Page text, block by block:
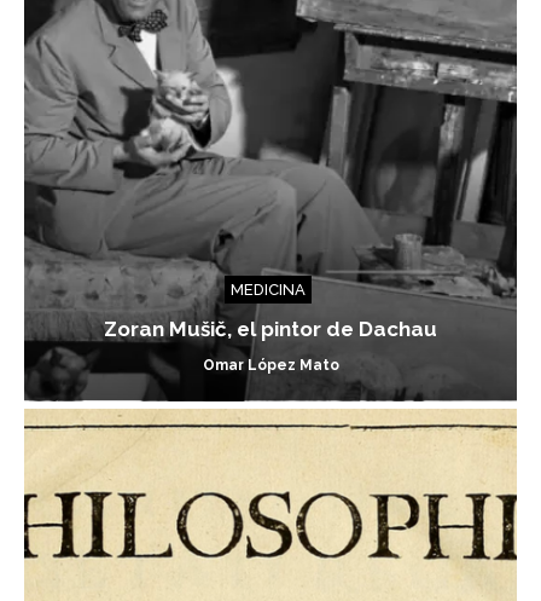
MEDICINA
Zoran Mušič, el pintor de Dachau
Omar López Mato